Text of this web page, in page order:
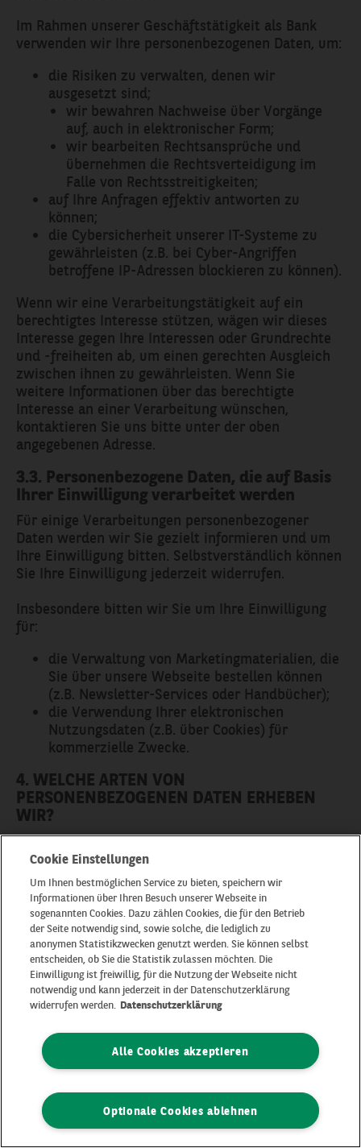
Im Rahmen unserer Geschäftstätigkeit als Bank
verwenden wir Ihre personenbezogenen Daten, um:
die Risiken zu verwalten, denen wir
ausgesetzt sind;
wir bewahren Nachweise über Vorgänge
auf, auch in elektronischer Form;
wir bearbeiten Rechtsansprüche und
übernehmen die Rechtsverteidigung im
Falle von Rechtsstreitigkeiten;
auf Ihre Anfragen effektiv antworten zu
können;
die Cybersicherheit unserer IT-Systeme zu
gewährleisten (z.B. bei Cyber-Angriffen
betroffene IP-Adressen blockieren zu können).
Wenn wir eine Verarbeitungstätigkeit auf ein
berechtigtes Interesse stützen, wägen wir dieses
Interesse gegen Ihre Interessen oder Grundrechte
und -freiheiten ab, um einen gerechten Ausgleich
zwischen ihnen zu gewährleisten. Wenn Sie
weitere Informationen über das berechtigte
Interesse an einer Verarbeitung wünschen,
kontaktieren Sie uns bitte unter der oben
angegebenen Adresse.
3.3. Personenbezogene Daten, die auf Basis
Ihrer Einwilligung verarbeitet werden
Für einige Verarbeitungen personenbezogener
Daten werden wir Sie gezielt informieren und um
Ihre Einwilligung bitten. Selbstverständlich können
Sie Ihre Einwilligung jederzeit widerrufen.
Insbesondere bitten wir Sie um Ihre Einwilligung
für:
die Verwaltung von Marketingmaterialien, die
Sie über unsere Webseite bestellen können
(z.B. Newsletter-Services oder Handbücher);
die Verwendung Ihrer elektronischen
Nutzungsdaten (z.B. über Cookies) für
kommerzielle Zwecke.
4. WELCHE ARTEN VON
PERSONENBEZOGENEN DATEN ERHEBEN
WIR?
Wir erheben und verwenden Ihre
personenbezogenen Daten, d.h. Informationen, die
Sie identifizieren oder eine Identifizierung
ermöglichen.
Abhängig unter anderem von der Art des Produkts
oder der Dienstleistung, die wir Ihnen anbieten,
und den Interaktionen, die wir mit Ihnen haben,
erheben wir verschiedene Arten von
personenbezogenen Daten über Sie, darunter:
Identifizierungsdaten: z.B. vollständiger Name,
Geschlecht;
Kontaktdaten(privat oder beruflich):
/Mobilnummer, Fax-Nummer;
Daten, die sich auf Ihre Gewohnheiten und
Cookie Einstellungen
Um Ihnen bestmöglichen Service zu bieten, speichern wir
Informationen über Ihren Besuch unserer Webseite in
sogenannten Cookies. Dazu zählen Cookies, die für den Betrieb
der Seite notwendig sind, sowie solche, die lediglich zu
anonymen Statistikzwecken genutzt werden. Sie können selbst
entscheiden, ob Sie die Statistik zulassen möchten. Die
Einwilligung ist freiwillig, für die Nutzung der Webseite nicht
notwendig und kann jederzeit in der Datenschutzerklärung
widerrufen werden. Datenschutzerklärung
Alle Cookies akzeptieren
Optionale Cookies ablehnen